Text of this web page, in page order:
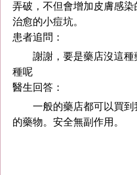
弄破，不但會增加皮膚感
治愈的小痘坑。
患者追問：
謝謝，要是藥店沒這
種呢
醫生回答：
一般的藥店都可以買
的藥物。安全無副作用。